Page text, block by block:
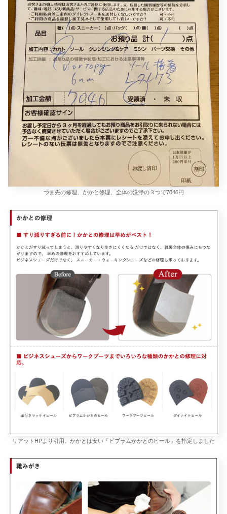
つま先の修理、かかと修理、全体の洗浄の３つで7046円
リアットHPより引用。かかとは安い「ビブラムかかとのヒール」を指定しました